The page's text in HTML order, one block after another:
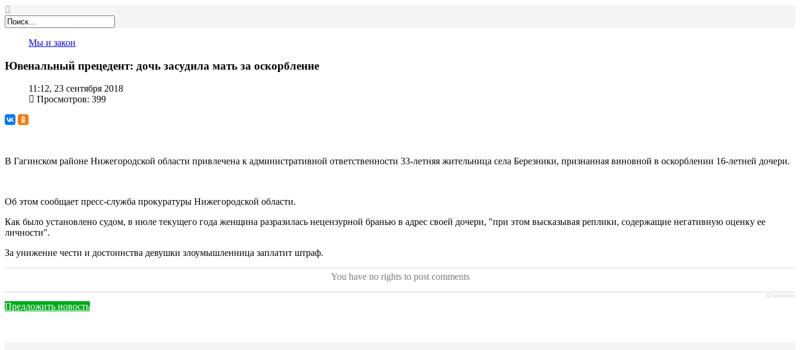
Мы и закон
Ювенальный прецедент: дочь засудила мать за оскорбление
11:12, 23 сентября 2018
Просмотров: 399
В Гагинском районе Нижегородской области привлечена к административной ответственности 33-летняя жительница села Березники, признанная виновной в оскорблении 16-летней дочери.
Об этом сообщает пресс-служба прокуратуры Нижегородской области.
Как было установлено судом, в июле текущего года женщина разразилась нецензурной бранью в адрес своей дочери, "при этом высказывая реплики, содержащие негативную оценку ее
личности".
За унижение чести и достоинства девушки злоумышленница заплатит штраф.
You have no rights to post comments
JComments
Предложить новость